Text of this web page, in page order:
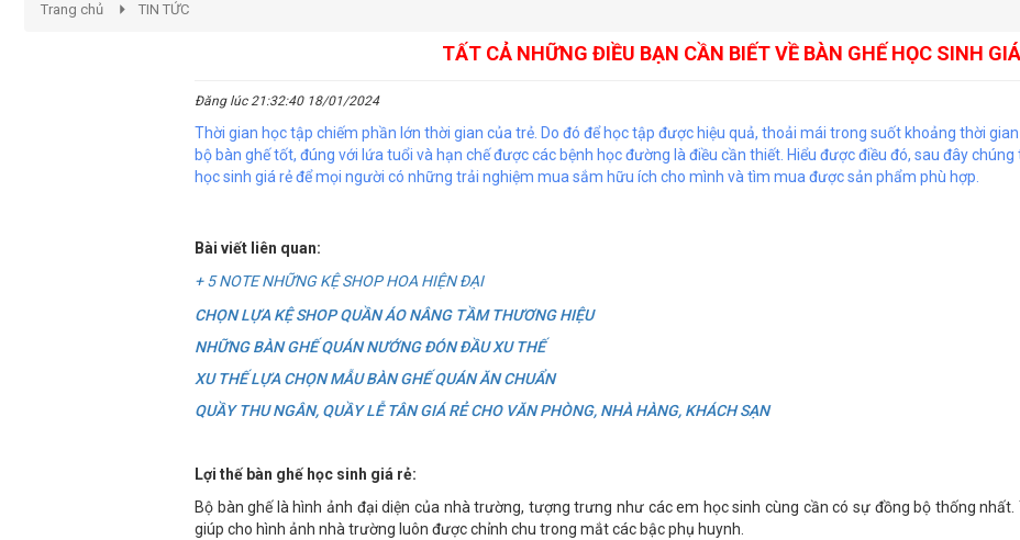
Trang chủ TIN TỨC
TẤT CẢ NHỮNG ĐIỀU BẠN CẦN BIẾT VỀ BÀN GHẾ HỌC SINH
Đăng lúc 21:32:40 18/01/2024
Thời gian học tập chiếm phần lớn thời gian của trẻ. Do đó để học tập được hiệu quả, thoải mái trong suốt khoảng thời
bộ bàn ghế tốt, đúng với lứa tuổi và hạn chế được các bệnh học đường là điều cần thiết. Hiểu được điều đó, sau đây
học sinh giá rẻ để mọi người có những trải nghiệm mua sắm hữu ích cho mình và tìm mua được sản phẩm phù hợp.
Bài viết liên quan:
+ 5 NOTE NHỮNG KỆ SHOP HOA HIỆN ĐẠI
CHỌN LỰA KỆ SHOP QUẦN ÁO NÂNG TẦM THƯƠNG HIỆU
NHỮNG BÀN GHẾ QUÁN NƯỚNG ĐÓN ĐẦU XU THẾ
XU THẾ LỰA CHỌN MẪU BÀN GHẾ QUÁN ĂN CHUẨN
QUẦY THU NGÂN, QUẦY LỄ TÂN GIÁ RẺ CHO VĂN PHÒNG, NHÀ HÀNG, KHÁCH SẠN
Lợi thế bàn ghế học sinh giá rẻ:
Bộ bàn ghế là hình ảnh đại diện của nhà trường, tượng trưng như các em học sinh cùng cần có sự đồng bộ thống
giúp cho hình ảnh nhà trường luôn được chỉnh chu trong mắt các bậc phụ huynh.